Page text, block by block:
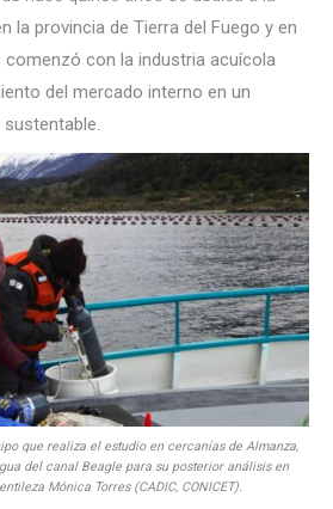
la provincia de Tierra del Fuego y en
con la industria acuícola
del mercado interno en un
que realiza el estudio en cercanías de Almanza,
del canal Beagle para su posterior análisis en
Mónica Torres (CADIC, CONICET).